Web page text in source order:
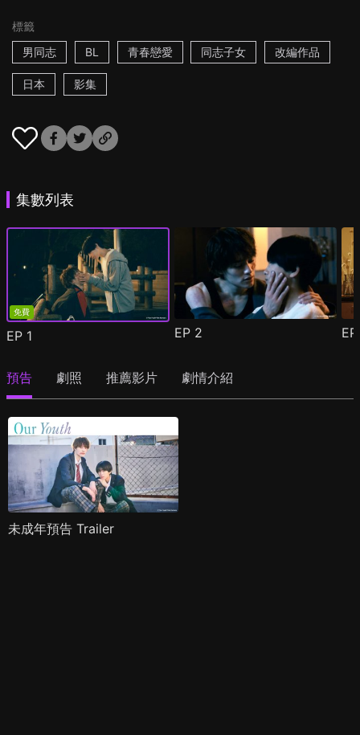
標籤
男同志
BL 青春戀愛 同志子女 改編作品
日本 影集
集數列表
免費
EP 1 EP 2
預告 劇照 推薦影片 劇情介紹
未成年預告 Trailer